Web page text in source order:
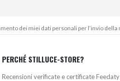
dei miei dati personali per l’invio
PERCHÉ STILLUCE-STORE?
Recensioni verificate e certificate Feedaty